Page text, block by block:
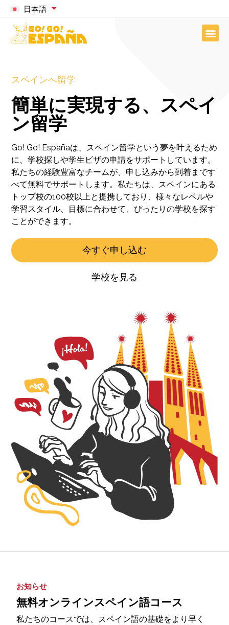
日本語
スペインへ留学
簡単に実現する、スペイ
ン留学​
Go! Go! Españaは、スペイン留学という夢を叶えるため
に、学校探しや学生ビザの申請をサポートしています。
私たちの経験豊富なチームが、申し込みから到着まです
べて無料でサポートします。私たちは、スペインにある
トップ校の100校以上と提携しており、様々なレベルや
学習スタイル、目標に合わせて、ぴったりの学校を探す
ことができます。
今すぐ申し込む
学校を見る
お知らせ
無料オンラインスペイン語コース
私たちのコースでは、スペイン語の基礎をより早く